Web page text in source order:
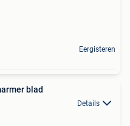
Eergisteren
blad
Details